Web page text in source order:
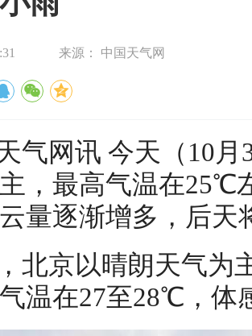
来源： 中国天气网
气网讯 今天（10
，最高气温在25℃
量逐渐增多，后天
北京以晴朗天气为
温在27至28℃，体